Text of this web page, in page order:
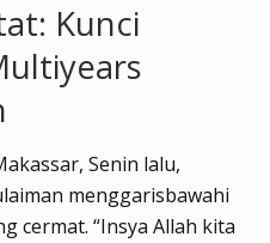
Kunci
Senin lalu,
menggarisbawahi
cermat. “Insya Allah kita